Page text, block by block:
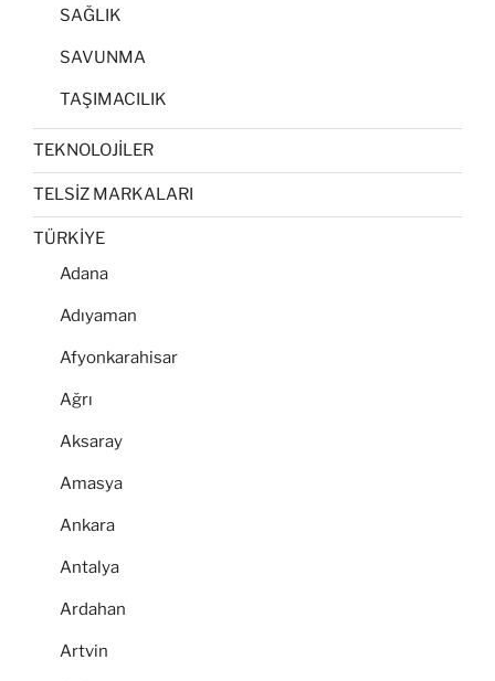
SAĞLIK
SAVUNMA
TAŞIMACILIK
TEKNOLOJİLER
TELSİZ MARKALARI
TÜRKİYE
Adana
Adıyaman
Afyonkarahisar
Ağrı
Aksaray
Amasya
Ankara
Antalya
Ardahan
Artvin